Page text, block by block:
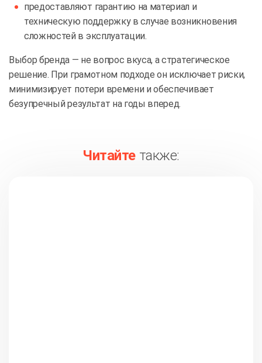
предоставляют гарантию на материал и
техническую поддержку в случае возникновения
сложностей в эксплуатации.
Выбор бренда — не вопрос вкуса, а стратегическое
решение. При грамотном подходе он исключает риски,
минимизирует потери времени и обеспечивает
безупречный результат на годы вперед.
Читайте также: